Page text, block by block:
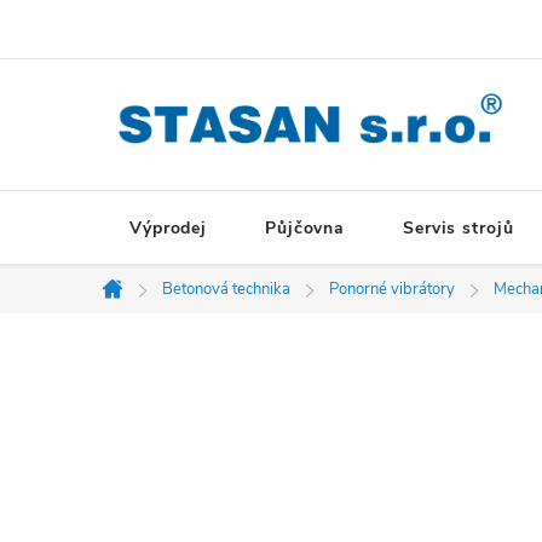
Výprodej Půjčovna Servis strojů
Domů
Betonová technika Ponorné vibrátory